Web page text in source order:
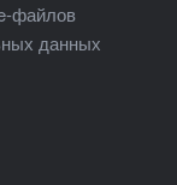
файлов
данных